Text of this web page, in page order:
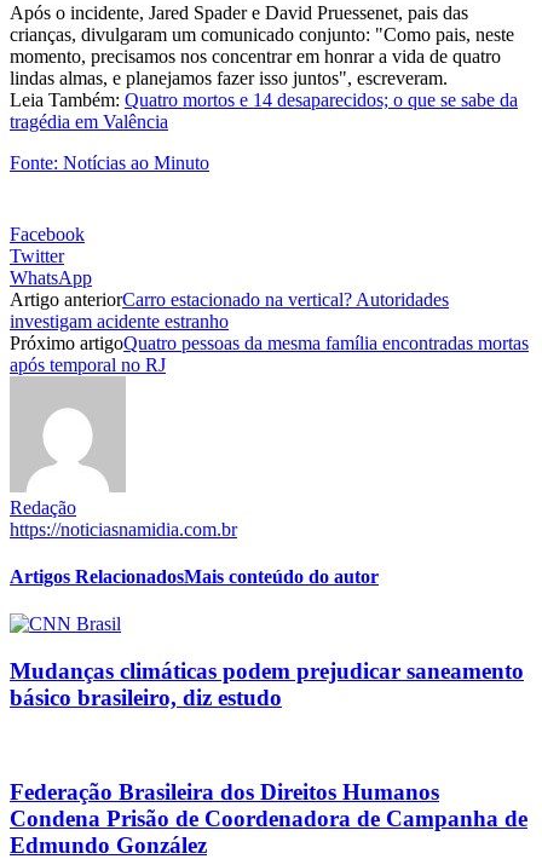
Após o incidente, Jared Spader e David Pruessenet, pais das
crianças, divulgaram um comunicado conjunto: "Como pais, neste
momento, precisamos nos concentrar em honrar a vida de quatro
lindas almas, e planejamos fazer isso juntos", escreveram.
Leia Também: Quatro mortos e 14 desaparecidos; o que se sabe da
tragédia em Valência
Fonte: Notícias ao Minuto
Facebook
Twitter
WhatsApp
Artigo anteriorCarro estacionado na vertical? Autoridades
investigam acidente estranho
Próximo artigoQuatro pessoas da mesma família encontradas mortas
após temporal no RJ
Redação
https://noticiasnamidia.com.br
Artigos RelacionadosMais conteúdo do autor
Mudanças climáticas podem prejudicar saneamento
básico brasileiro, diz estudo
Federação Brasileira dos Direitos Humanos
Condena Prisão de Coordenadora de Campanha de
Edmundo González